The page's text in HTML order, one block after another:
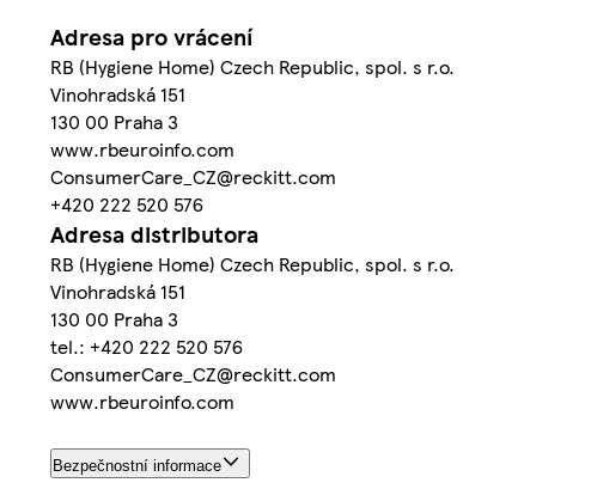
Adresa pro vrácení
RB (Hygiene Home) Czech Republic, spol. s r.o.
Vinohradská 151
130 00 Praha 3
www.rbeuroinfo.com
ConsumerCare_CZ@reckitt.com
+420 222 520 576
Adresa distributora
RB (Hygiene Home) Czech Republic, spol. s r.o.
Vinohradská 151
130 00 Praha 3
tel.: +420 222 520 576
ConsumerCare_CZ@reckitt.com
www.rbeuroinfo.com
Bezpečnostní informace